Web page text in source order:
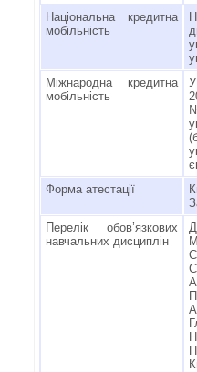
Національна кредитна
мобільність
Міжнародна кредитна
мобільність
Форма атестації
Перелік обов’язкових
навчальних дисциплін